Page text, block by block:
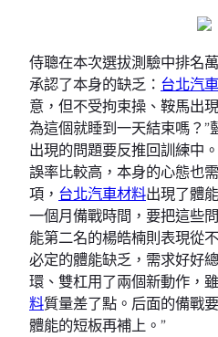
侍聰在本次選拔測驗中排名
承認了本身的缺乏： 台北汽
意，但不受拘束操、鞍馬出
為這個就睡到一天結束嗎？”
出現的問題要反推回訓練中
誤率比較高，本身的心態也
項， 台北汽車材料出現了體
一個月備戰時間，要把這些
能第二名的楊皓楠則表現從
必定的體能缺乏，需求好好
環、雙杠用了兩個新動作，
料質量差了點。后面的備戰
體能的短板再補上。”